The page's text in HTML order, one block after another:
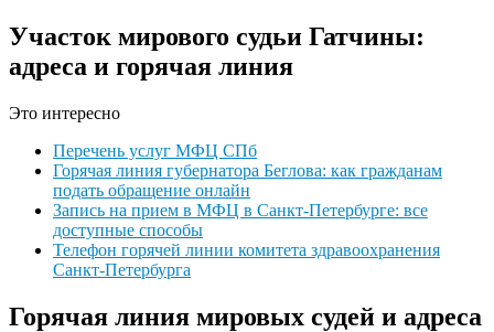
Участок мирового судьи Гатчины:
адреса и горячая линия
Это интересно
Перечень услуг МФЦ СПб
Горячая линия губернатора Беглова: как гражданам
подать обращение онлайн
Запись на прием в МФЦ в Санкт-Петербурге: все
доступные способы
Телефон горячей линии комитета здравоохранения
Санкт-Петербурга
Горячая линия мировых судей и адреса